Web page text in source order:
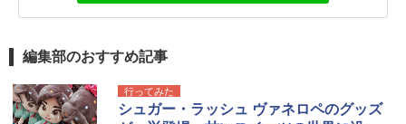
編集部のおすすめ記事
行ってみた
シュガー・ラッシュ ヴァネロペのグッズ